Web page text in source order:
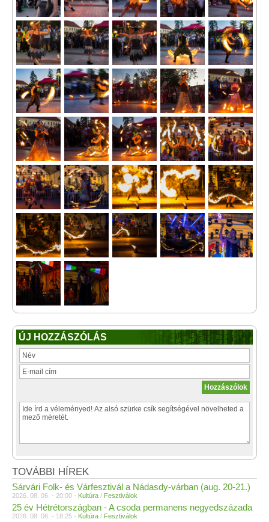
ÚJ HOZZÁSZÓLÁS
TOVÁBBI HÍREK
Sárvári Folk- és Várfesztivál a Nádasdy-várban (aug. 20-21.)
2026. 08. 06. - 20:00 - Kultúra / Fesztiválok
25 év Hétrétországban - A csoda permanens negyedszázada
2026. 08. 06. - 18:25 - Kultúra / Fesztiválok